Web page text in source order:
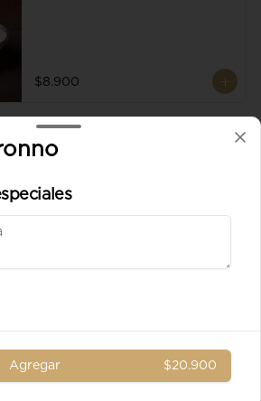
$8.900
Aceituna verde entera
Agregar $20.900